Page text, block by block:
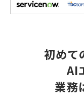
初め
AI
業務